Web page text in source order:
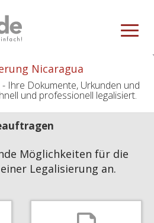
Toggle
Nicaragua
Ihre Dokumente, Urkunden und
und professionell legalisiert.
Möglichkeiten für die
Legalisierung an.